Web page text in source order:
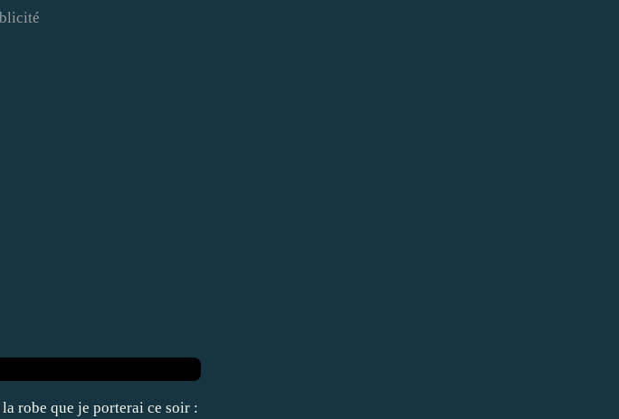
robe que je porterai ce soir :